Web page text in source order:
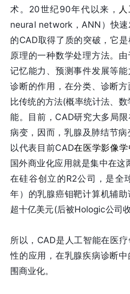
术。20世纪90年代以来，
neural network，ANN）快
的CAD取得了质的突破，它
原理的一种数学处理方法。由
记忆能力、预测事件发展等
诊断的作用，在分类、诊断
比传统的方法(概率统计法、
能。目前，CAD研究大多局
病变，因而，乳腺及肺结节
以代表目前CAD在 医学影像学
国外商业化应用就是集中在
在硅谷创立的R2公司，是全
年）的乳腺癌钼靶计算机辅
超十亿美元(后被Hologic公司收
所以，CAD是人工智能在医
性的应用，在乳腺疾病诊断
围商业化。